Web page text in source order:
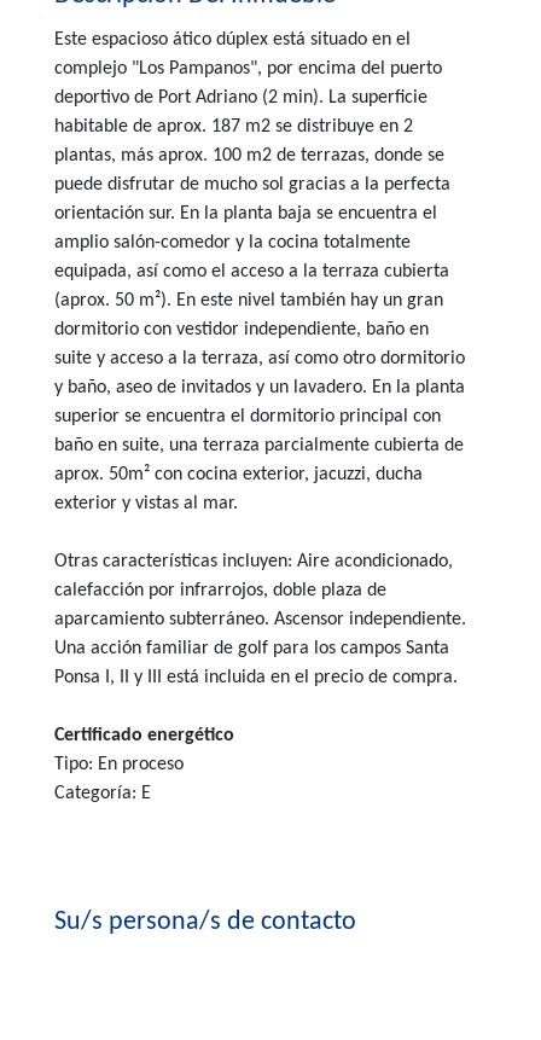
Este espacioso ático dúplex está situado en el
complejo "Los Pampanos", por encima del puerto
deportivo de Port Adriano (2 min). La superficie
habitable de aprox. 187 m2 se distribuye en 2
plantas, más aprox. 100 m2 de terrazas, donde se
puede disfrutar de mucho sol gracias a la perfecta
orientación sur. En la planta baja se encuentra el
amplio salón-comedor y la cocina totalmente
equipada, así como el acceso a la terraza cubierta
(aprox. 50 m²). En este nivel también hay un gran
dormitorio con vestidor independiente, baño en
suite y acceso a la terraza, así como otro dormitorio
y baño, aseo de invitados y un lavadero. En la planta
superior se encuentra el dormitorio principal con
baño en suite, una terraza parcialmente cubierta de
aprox. 50m² con cocina exterior, jacuzzi, ducha
exterior y vistas al mar.
Otras características incluyen: Aire acondicionado,
calefacción por infrarrojos, doble plaza de
aparcamiento subterráneo. Ascensor independiente.
Una acción familiar de golf para los campos Santa
Ponsa I, II y III está incluida en el precio de compra.
Certificado energético
Tipo: En proceso
Categoría: E
Su/s persona/s de contacto